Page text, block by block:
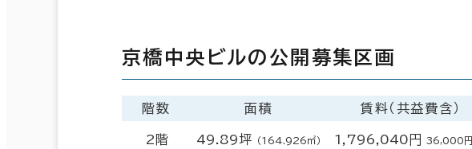
京橋中央ビルの公開募集区画
階数 面積 賃料（共益費含）
2階 49.89坪 （164.926㎡） 1,796,040円 36,000